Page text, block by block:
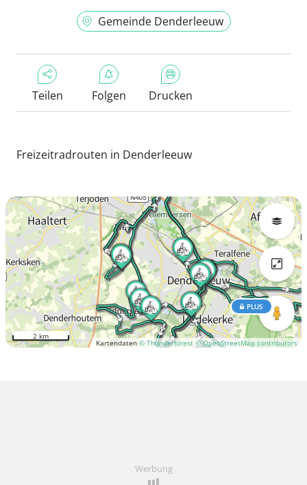
Gemeinde Denderleeuw
Teilen Folgen Drucken
Freizeitradrouten in Denderleeuw
Kartendaten © Thunderforest © OpenStreetMap contributors
PLUS
2 km
Werbung